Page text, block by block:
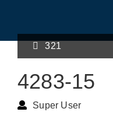
321
4283-15
Super User